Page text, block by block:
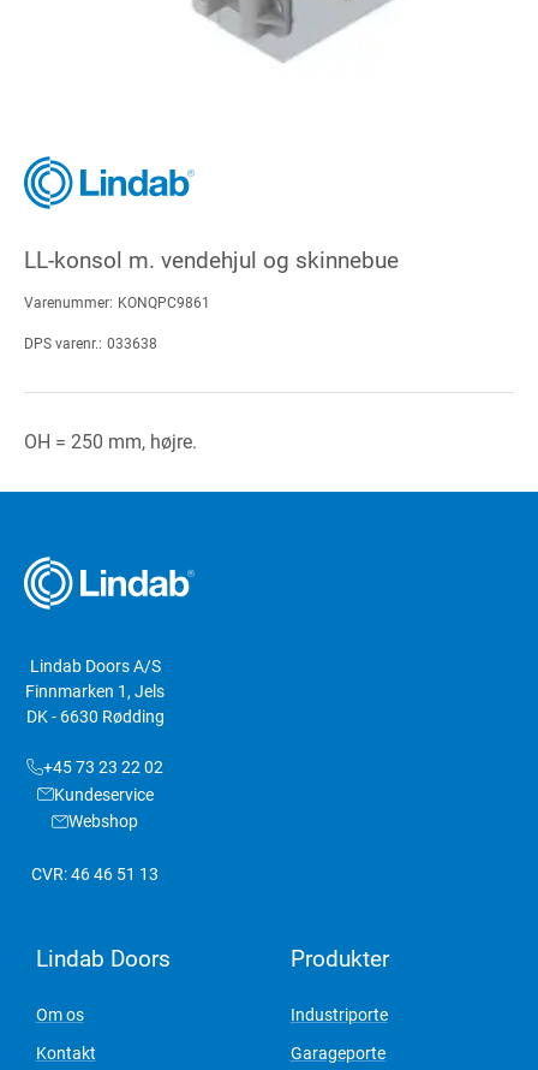
LL-konsol m. vendehjul og skinnebue
Varenummer: KONQPC9861
DPS varenr.: 033638
OH = 250 mm, højre.
Lindab Doors A/S
Finnmarken 1, Jels
DK - 6630 Rødding
+45 73 23 22 02
Kundeservice
Webshop
CVR: 46 46 51 13
Lindab Doors
Om os
Kontakt
Produkter
Industriporte
Garageporte